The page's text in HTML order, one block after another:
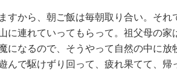
すから、朝ご飯は毎朝取り合い。それ
に連れていってもらって。祖父母の家
になるので、そうやって自然の中に放
んで駆けずり回って、疲れ果てて、帰